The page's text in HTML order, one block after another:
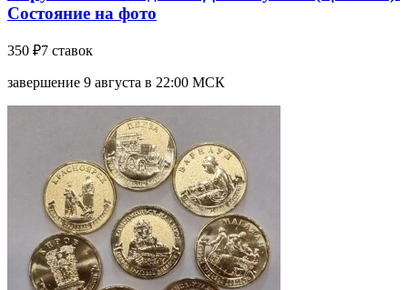
Состояние на фото
350 ₽7 ставок
завершение 9 августа в 22:00 МСК